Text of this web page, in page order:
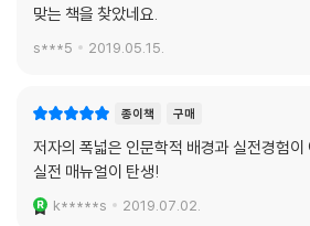
맞는 책을 찾았네요.
s***5 2019.05.15.
종이책 구매
저자의 폭넓은 인문학적 배경과 실전경험이
실전 매뉴얼이 탄생!
k*****s 2019.07.02.